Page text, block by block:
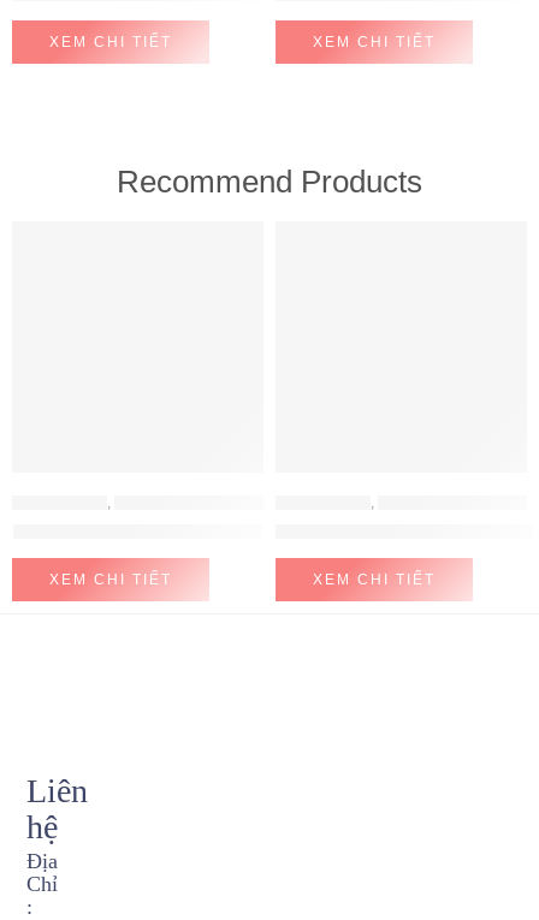
XEM CHI TIẾT XEM CHI TIẾT
Recommend Products
XEM CHI TIẾT XEM CHI TIẾT
Liên
hệ
Địa
Chỉ
: